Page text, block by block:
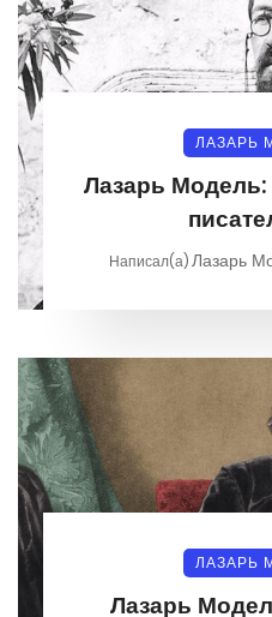
ЛАЗАРЬ
Лазарь
Написал(а)Лазарь
ЛАЗАРЬ
Лазарь